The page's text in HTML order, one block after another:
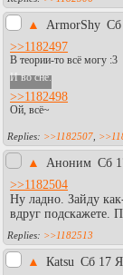
▲ АrmorShy Сб
>>1182497
В теории-то всё могу :3
И во сне.
>>1182498
Ой, всё~
>>1182507
▲ Аноним Сб
>>1182504
Ну ладно. Зайду
вдруг подскажете.
>>1182513
▲ Каtsu Сб 17